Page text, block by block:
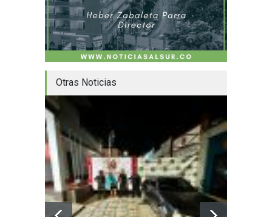
Otras Noticias